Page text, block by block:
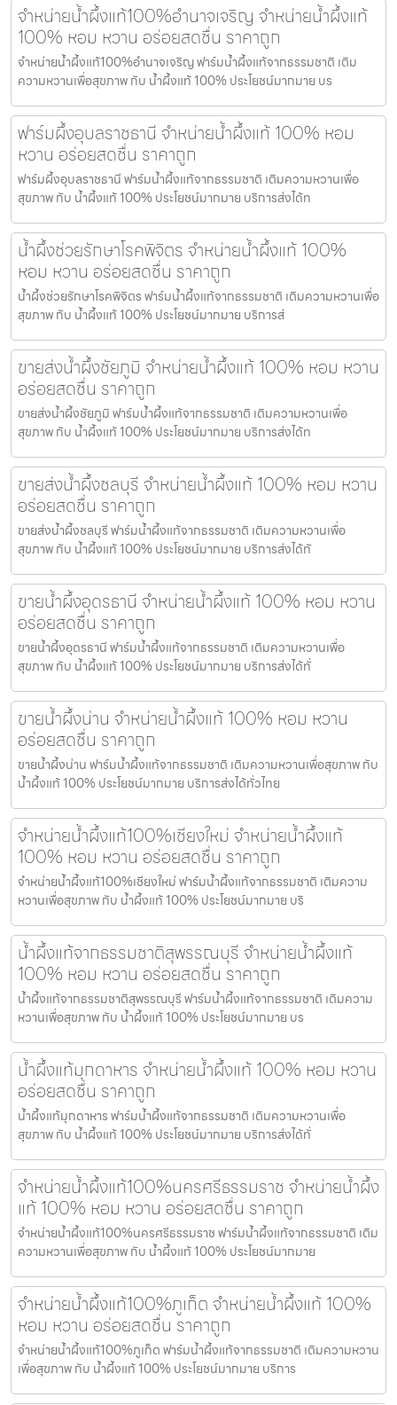
จำหน่ายน้ำผึ้งแท้100%อำนาจเจริญ จำหน่ายน้ำผึ้งแท้
100% หอม หวาน อร่อยสดชื่น ราคาถูก
จำหน่ายน้ำผึ้งแท้100%อำนาจเจริญ ฟาร์มน้ำผึ้งแท้จากธรรมชาติ เติม
ความหวานเพื่อสุขภาพ กับ น้ำผึ้งแท้ 100% ประโยชน์มากมาย บร
ฟาร์มผึ้งอุบลราชธานี จำหน่ายน้ำผึ้งแท้ 100% หอม
หวาน อร่อยสดชื่น ราคาถูก
ฟาร์มผึ้งอุบลราชธานี ฟาร์มน้ำผึ้งแท้จากธรรมชาติ เติมความหวานเพื่อ
สุขภาพ กับ น้ำผึ้งแท้ 100% ประโยชน์มากมาย บริการส่งได้ท
น้ำผึ้งช่วยรักษาโรคพิจิตร จำหน่ายน้ำผึ้งแท้ 100%
หอม หวาน อร่อยสดชื่น ราคาถูก
น้ำผึ้งช่วยรักษาโรคพิจิตร ฟาร์มน้ำผึ้งแท้จากธรรมชาติ เติมความหวานเพื่อ
สุขภาพ กับ น้ำผึ้งแท้ 100% ประโยชน์มากมาย บริการส่
ขายส่งน้ำผึ้งชัยภูมิ จำหน่ายน้ำผึ้งแท้ 100% หอม หวาน
อร่อยสดชื่น ราคาถูก
ขายส่งน้ำผึ้งชัยภูมิ ฟาร์มน้ำผึ้งแท้จากธรรมชาติ เติมความหวานเพื่อ
สุขภาพ กับ น้ำผึ้งแท้ 100% ประโยชน์มากมาย บริการส่งได้ท
ขายส่งน้ำผึ้งชลบุรี จำหน่ายน้ำผึ้งแท้ 100% หอม หวาน
อร่อยสดชื่น ราคาถูก
ขายส่งน้ำผึ้งชลบุรี ฟาร์มน้ำผึ้งแท้จากธรรมชาติ เติมความหวานเพื่อ
สุขภาพ กับ น้ำผึ้งแท้ 100% ประโยชน์มากมาย บริการส่งได้ทั
ขายน้ำผึ้งอุดรธานี จำหน่ายน้ำผึ้งแท้ 100% หอม หวาน
อร่อยสดชื่น ราคาถูก
ขายน้ำผึ้งอุดรธานี ฟาร์มน้ำผึ้งแท้จากธรรมชาติ เติมความหวานเพื่อ
สุขภาพ กับ น้ำผึ้งแท้ 100% ประโยชน์มากมาย บริการส่งได้ทั่
ขายน้ำผึ้งน่าน จำหน่ายน้ำผึ้งแท้ 100% หอม หวาน
อร่อยสดชื่น ราคาถูก
ขายน้ำผึ้งน่าน ฟาร์มน้ำผึ้งแท้จากธรรมชาติ เติมความหวานเพื่อสุขภาพ กับ
น้ำผึ้งแท้ 100% ประโยชน์มากมาย บริการส่งได้ทั่วไทย
จำหน่ายน้ำผึ้งแท้100%เชียงใหม่ จำหน่ายน้ำผึ้งแท้
100% หอม หวาน อร่อยสดชื่น ราคาถูก
จำหน่ายน้ำผึ้งแท้100%เชียงใหม่ ฟาร์มน้ำผึ้งแท้จากธรรมชาติ เติมความ
หวานเพื่อสุขภาพ กับ น้ำผึ้งแท้ 100% ประโยชน์มากมาย บริ
น้ำผึ้งแท้จากธรรมชาติสุพรรณบุรี จำหน่ายน้ำผึ้งแท้
100% หอม หวาน อร่อยสดชื่น ราคาถูก
น้ำผึ้งแท้จากธรรมชาติสุพรรณบุรี ฟาร์มน้ำผึ้งแท้จากธรรมชาติ เติมความ
หวานเพื่อสุขภาพ กับ น้ำผึ้งแท้ 100% ประโยชน์มากมาย บร
น้ำผึ้งแท้มุกดาหาร จำหน่ายน้ำผึ้งแท้ 100% หอม หวาน
อร่อยสดชื่น ราคาถูก
น้ำผึ้งแท้มุกดาหาร ฟาร์มน้ำผึ้งแท้จากธรรมชาติ เติมความหวานเพื่อ
สุขภาพ กับ น้ำผึ้งแท้ 100% ประโยชน์มากมาย บริการส่งได้ทั่
จำหน่ายน้ำผึ้งแท้100%นครศรีธรรมราช จำหน่ายน้ำผึ้ง
แท้ 100% หอม หวาน อร่อยสดชื่น ราคาถูก
จำหน่ายน้ำผึ้งแท้100%นครศรีธรรมราช ฟาร์มน้ำผึ้งแท้จากธรรมชาติ เติม
ความหวานเพื่อสุขภาพ กับ น้ำผึ้งแท้ 100% ประโยชน์มากมาย
จำหน่ายน้ำผึ้งแท้100%ภูเก็ต จำหน่ายน้ำผึ้งแท้ 100%
หอม หวาน อร่อยสดชื่น ราคาถูก
จำหน่ายน้ำผึ้งแท้100%ภูเก็ต ฟาร์มน้ำผึ้งแท้จากธรรมชาติ เติมความหวาน
เพื่อสุขภาพ กับ น้ำผึ้งแท้ 100% ประโยชน์มากมาย บริการ